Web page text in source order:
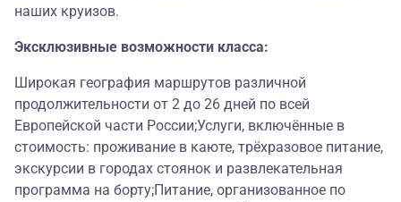
наших круизов.
Эксклюзивные возможности класса:
Широкая география маршрутов различной
продолжительности от 2 до 26 дней по всей
Европейской части России;Услуги, включённые в
стоимость: проживание в каюте, трёхразовое питание,
экскурсии в городах стоянок и развлекательная
программа на борту;Питание, организованное по